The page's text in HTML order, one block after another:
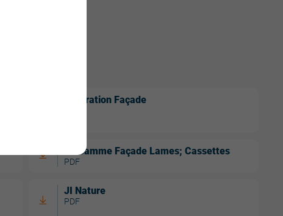
Inspiration Façade
La Gamme Façade Lames; Cassettes
PDF
JI Nature
PDF